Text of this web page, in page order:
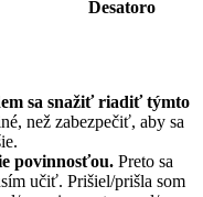
sa snažiť riadiť týmto
než zabezpečiť, aby sa
povinnosťou. Preto sa
učiť. Prišiel/prišla som